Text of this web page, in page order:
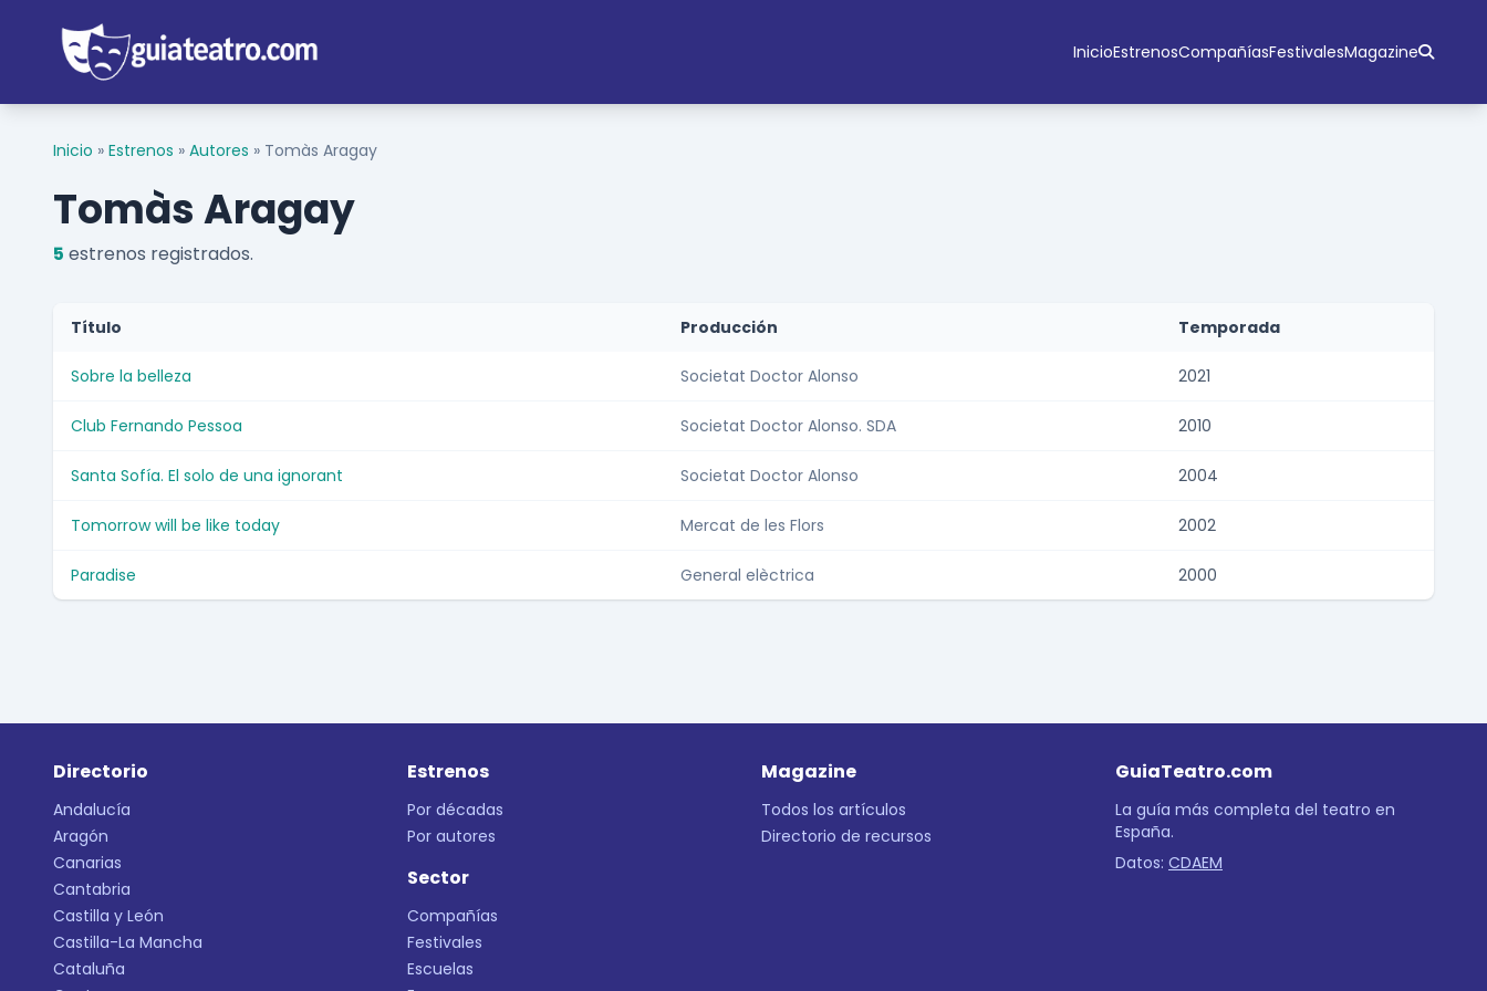
InicioEstrenosCompañíasFestivalesMagazine
Inicio » Estrenos » Autores » Tomàs Aragay
Tomàs Aragay
5 estrenos registrados.
Título Producción Temporada
Sobre la belleza Societat Doctor Alonso 2021
Club Fernando Pessoa Societat Doctor Alonso. SDA 2010
Santa Sofía. El solo de una ignorant Societat Doctor Alonso 2004
Tomorrow will be like today Mercat de les Flors 2002
Paradise General elèctrica 2000
Directorio
Andalucía
Aragón
Canarias
Cantabria
Castilla y León
Castilla-La Mancha
Cataluña
Estrenos
Por décadas
Por autores
Sector
Compañías
Festivales
Escuelas
Magazine
Todos los artículos
Directorio de recursos
GuiaTeatro.com
La guía más completa del teatro en
España.
Datos: CDAEM